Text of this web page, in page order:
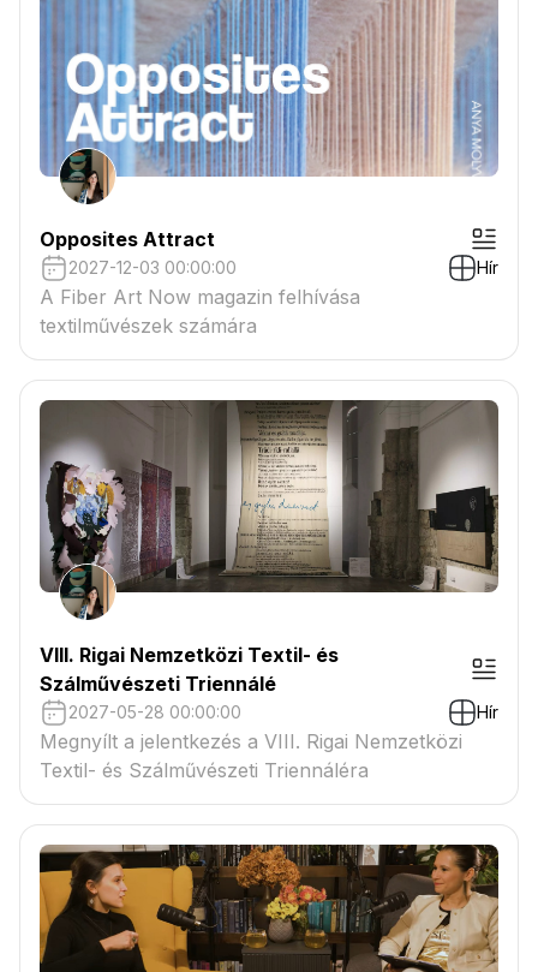
Opposites Attract
2027-12-03 00:00:00 Hír
A Fiber Art Now magazin felhívása
textilművészek számára
VIII. Rigai Nemzetközi Textil- és
Szálművészeti Triennálé
2027-05-28 00:00:00 Hír
Megnyílt a jelentkezés a VIII. Rigai Nemzetközi
Textil- és Szálművészeti Triennáléra